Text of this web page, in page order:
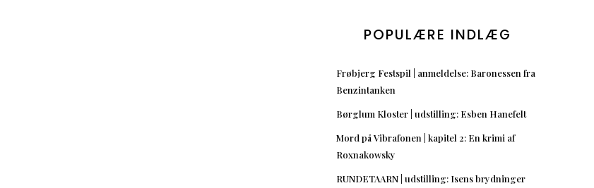
POPULÆRE INDLÆG
Frøbjerg Festspil | anmeldelse: Baronessen fra
Benzintanken
Børglum Kloster | udstilling: Esben Hanefelt
Mord på Vibrafonen | kapitel 2: En krimi af
Roxnakowsky
RUNDETAARN | udstilling: Isens brydninger